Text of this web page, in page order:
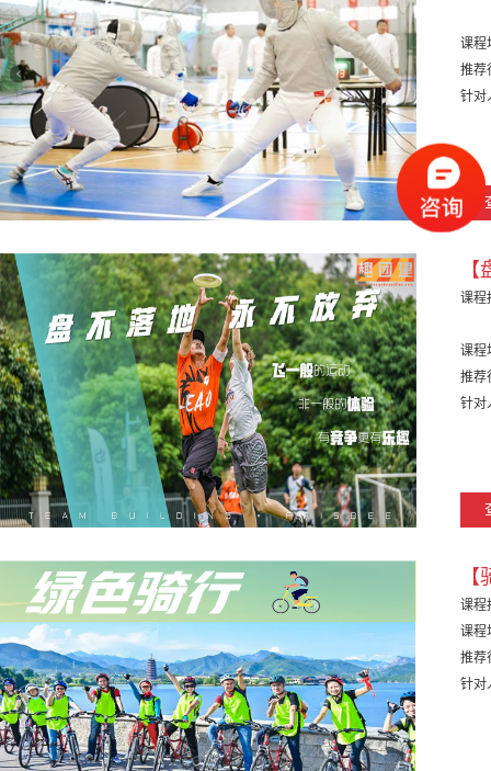
课程
推荐
针对
课程
课程
推荐
针对
课程
课程
推荐
针对